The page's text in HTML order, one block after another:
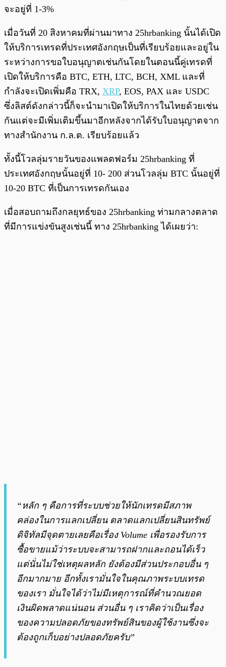
จะอยู่ที่ 1-3%
เมื่อวันที่ 20 สิงหาคมที่ผ่านมาทาง 25hrbanking นั้นได้เปิด
ให้บริการเทรดที่ประเทศอังกฤษเป็นที่เรียบร้อยและอยู่ใน
ระหว่างการขอใบอนุญาตเช่นกันโดยในตอนนี้คู่เทรดที่
เปิดให้บริการคือ BTC, ETH, LTC, BCH, XML และที่
กำลังจะเปิดเพิ่มคือ TRX, XRP, EOS, PAX และ USDC
ซึ่งลิสต์ดังกล่าวนี้ก็จะนำมาเปิดให้บริการในไทยด้วยเช่น
กันแต่จะมีเพิ่มเติมขึ้นมาอีกหลังจากได้รับใบอนุญาตจาก
ทางสำนักงาน ก.ล.ต. เรียบร้อยแล้ว
ทั้งนี้โวลลุ่มรายวันของแพลตฟอร์ม 25hrbanking ที่
ประเทศอังกฤษนั้นอยู่ที่ 10- 200 ส่วนโวลลุ่ม BTC นั้นอยู่ที่
10-20 BTC ที่เป็นการเทรดกันเอง
เมื่อสอบถามถึงกลยุทธ์ของ 25hrbanking ท่ามกลางตลาด
ที่มีการแข่งขันสูงเช่นนี้ ทาง 25hrbanking ได้เผยว่า:
“หลัก ๆ คือการที่ระบบช่วยให้นักเทรดมีสภาพ
คล่องในการแลกเปลี่ยน ตลาดแลกเปลี่ยนสินทรัพย์
ดิจิทัลมีจุดตายเลยคือเรื่อง Volume เพื่อรองรับการ
ซื้อขายแม้ว่าระบบจะสามารถฝากและถอนได้เร็ว
แต่นั่นไม่ใช่เหตุผลหลัก ยังต้องมีส่วนประกอบอื่น ๆ
อีกมากมาย อีกทั้งเรามั่นใจในคุณภาพระบบเทรด
ของเรา มั่นใจได้ว่าไม่มีเหตุการณ์ที่คำนวณยอด
เงินผิดพลาดแน่นอน ส่วนอื่น ๆ เราคิดว่าเป็นเรื่อง
ของความปลอดภัยของทรัพย์สินของผู้ใช้งานซึ่งจะ
ต้องถูกเก็บอย่างปลอดภัยครับ”